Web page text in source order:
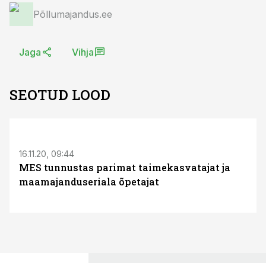
Põllumajandus.ee
Jaga Vihja
SEOTUD LOOD
16.11.20, 09:44
MES tunnustas parimat taimekasvatajat ja
maamajanduseriala õpetajat